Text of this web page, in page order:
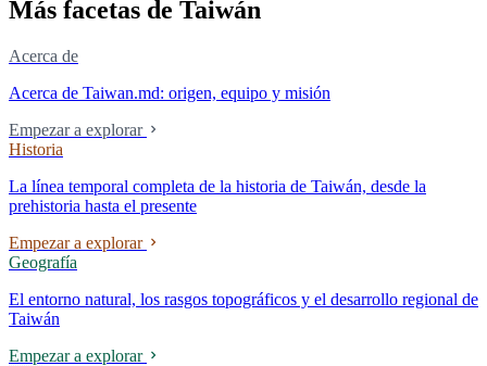
Más facetas de Taiwán
Acerca de
Acerca de Taiwan.md: origen, equipo y misión
Empezar a explorar
Historia
La línea temporal completa de la historia de Taiwán, desde la
prehistoria hasta el presente
Empezar a explorar
Geografía
El entorno natural, los rasgos topográficos y el desarrollo regional de
Taiwán
Empezar a explorar